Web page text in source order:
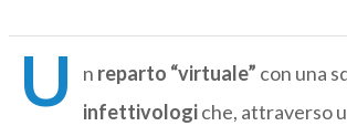
U n reparto “virtuale” con una
infettivologiche, attraverso